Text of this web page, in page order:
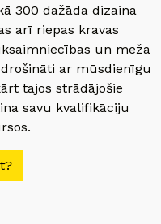
300 dažāda dizaina
arī riepas kravas
un meža
ar mūsdienīgu
tajos strādājošie
savu kvalifikāciju